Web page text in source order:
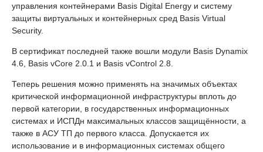
управления контейнерами Basis Digital Energy и систему
защиты виртуальных и контейнерных сред Basis Virtual
Security.
В сертификат последней также вошли модули Basis Dynamix
4.6, Basis vCore 2.0.1 и Basis vControl 2.8.
Теперь решения можно применять на значимых объектах
критической информационной инфраструктуры вплоть до
первой категории, в государственных информационных
системах и ИСПДн максимальных классов защищённости, а
также в АСУ ТП до первого класса. Допускается их
использование и в информационных системах общего